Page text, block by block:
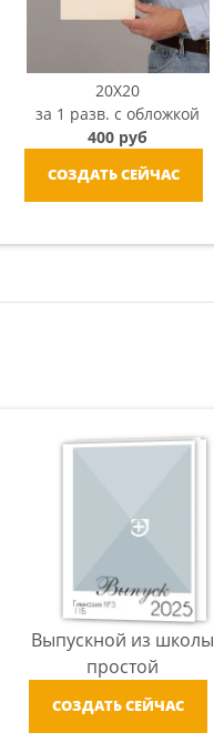
20X20
за 1 разв. с обложкой
400 руб
СОЗДАТЬ СЕЙЧАС
Выпускной из школы
простой
СОЗДАТЬ СЕЙЧАС